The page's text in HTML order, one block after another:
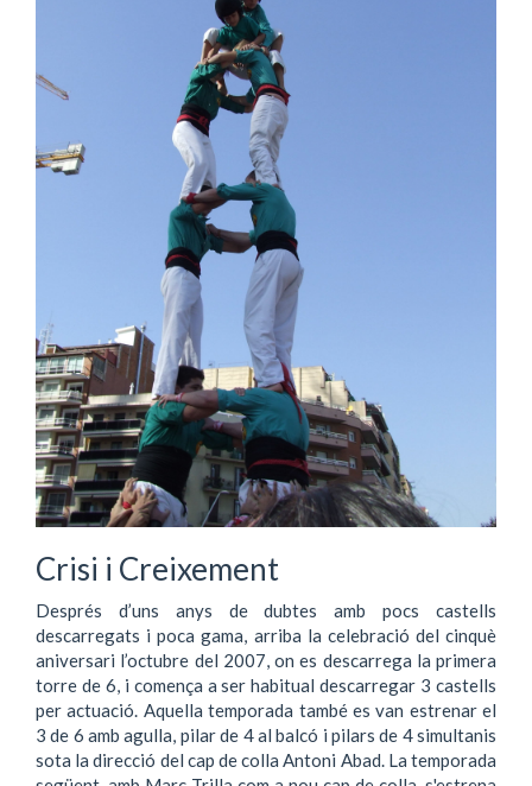
Crisi i Creixement
Després d’uns anys de dubtes amb pocs castells
descarregats i poca gama, arriba la celebració del cinquè
aniversari l’octubre del 2007, on es descarrega la primera
torre de 6, i comença a ser habitual descarregar 3 castells
per actuació. Aquella temporada també es van estrenar el
3 de 6 amb agulla, pilar de 4 al balcó i pilars de 4 simultanis
sota la direcció del cap de colla Antoni Abad. La temporada